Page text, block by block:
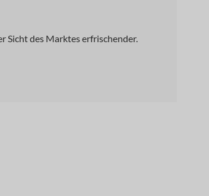
Sicht des Marktes erfrischender.